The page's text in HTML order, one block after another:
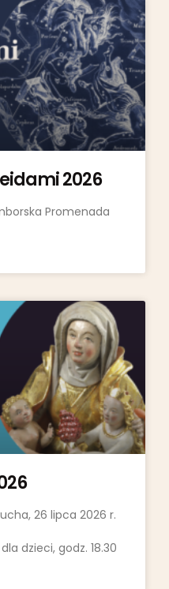
2026
Promenada
26 lipca 2026 r.
dzieci, godz. 18.30